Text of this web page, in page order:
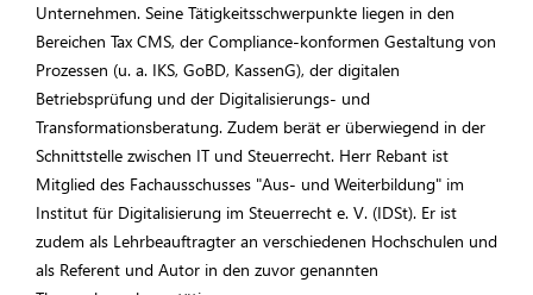
Unternehmen. Seine Tätigkeitsschwerpunkte liegen in den
Bereichen Tax CMS, der Compliance-konformen Gestaltung von
Prozessen (u. a. IKS, GoBD, KassenG), der digitalen
Betriebsprüfung und der Digitalisierungs- und
Transformationsberatung. Zudem berät er überwiegend in der
Schnittstelle zwischen IT und Steuerrecht. Herr Rebant ist
Mitglied des Fachausschusses "Aus- und Weiterbildung" im
Institut für Digitalisierung im Steuerrecht e. V. (IDSt). Er ist
zudem als Lehrbeauftragter an verschiedenen Hochschulen und
als Referent und Autor in den zuvor genannten